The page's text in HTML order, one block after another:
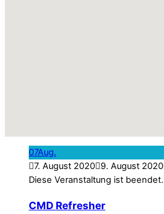
07Aug.
7. August 2020 9. August 2020
Diese Veranstaltung ist beendet.
CMD Refresher